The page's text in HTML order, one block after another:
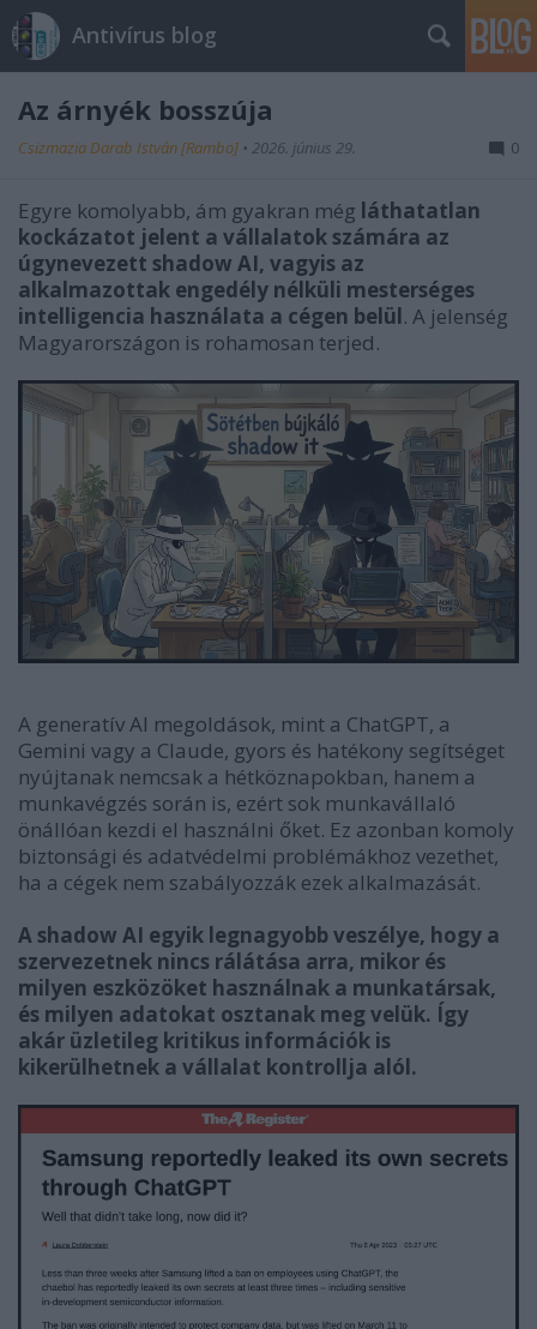
Antivírus blog
Az árnyék bosszúja
Csizmazia Darab István [Rambo] • 2026. június 29. 0
Egyre komolyabb, ám gyakran még láthatatlan
kockázatot jelent a vállalatok számára az
úgynevezett shadow AI, vagyis az
alkalmazottak engedély nélküli mesterséges
intelligencia használata a cégen belül. A jelenség
Magyarországon is rohamosan terjed.
A generatív AI megoldások, mint a ChatGPT, a
Gemini vagy a Claude, gyors és hatékony segítséget
nyújtanak nemcsak a hétköznapokban, hanem a
munkavégzés során is, ezért sok munkavállaló
önállóan kezdi el használni őket. Ez azonban komoly
biztonsági és adatvédelmi problémákhoz vezethet,
ha a cégek nem szabályozzák ezek alkalmazását.
A shadow AI egyik legnagyobb veszélye, hogy a
szervezetnek nincs rálátása arra, mikor és
milyen eszközöket használnak a munkatársak,
és milyen adatokat osztanak meg velük. Így
akár üzletileg kritikus információk is
kikerülhetnek a vállalat kontrollja alól.